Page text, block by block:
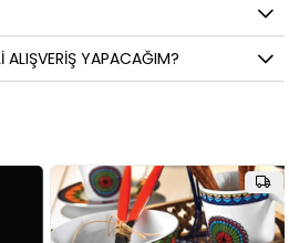
ALIŞVERİŞ YAPACAĞIM?